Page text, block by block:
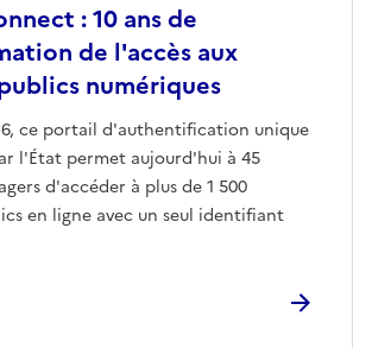
: 10 ans de
de l'accès aux
numériques
ce portail d'authentification unique
l'État permet aujourd'hui à 45
d'accéder à plus de 1 500
en ligne avec un seul identifiant